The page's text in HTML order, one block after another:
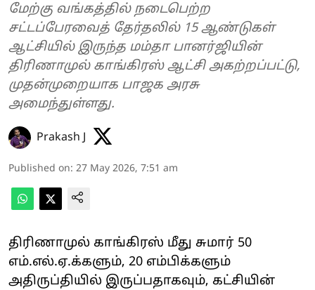
மேற்கு வங்கத்தில் நடைபெற்ற
சட்டப்பேரவைத் தேர்தலில் 15 ஆண்டுகள்
ஆட்சியில் இருந்த மம்தா பானர்ஜியின்
திரிணாமுல் காங்கிரஸ் ஆட்சி அகற்றப்பட்டு,
முதன்முறையாக பாஜக அரசு
அமைந்துள்ளது.
Prakash J
Published on: 27 May 2026, 7:51 am
திரிணாமுல் காங்கிரஸ் மீது சுமார் 50
எம்.எல்.ஏ.க்களும், 20 எம்பிக்களும்
அதிருப்தியில் இருப்பதாகவும், கட்சியின்